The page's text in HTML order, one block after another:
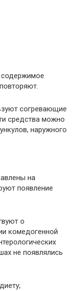
содержимое
согревающие
средства можно
наружного
на
появление
о
комедогенной
не появлялись